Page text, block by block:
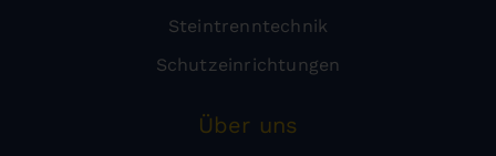
Steintrenntechnik
Schutzeinrichtungen
Über uns